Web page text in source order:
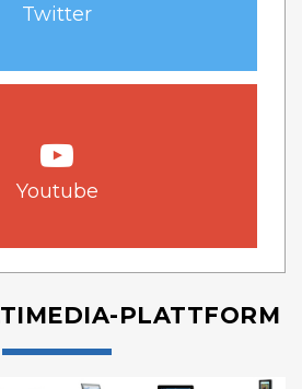
Twitter
Youtube
PLATTFORM